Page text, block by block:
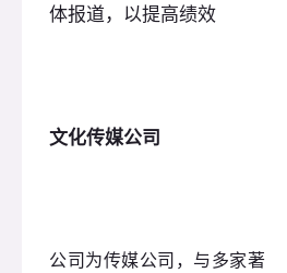
体报道，以提高绩效
文化传媒公司
公司为传媒公司，与多家著